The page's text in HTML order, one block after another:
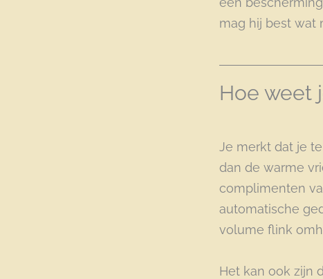
mag hij best wat
Hoe weet
Je merkt dat je
dan de warme
complimenten
automatische
volume flink
Het kan ook zijn